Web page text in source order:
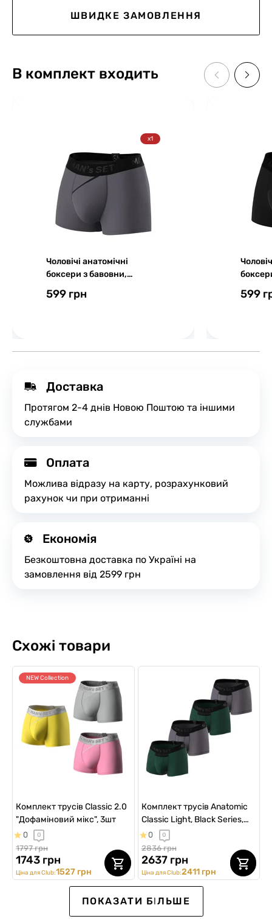
ШВИДКЕ ЗАМОВЛЕННЯ
В комплект входить
x1
Чоловічі анатомічні
боксери з бавовни,
Series, графітовий
599 грн
Series,
599
Доставка
Протягом 2-4 днів Новою Поштою та іншими
службами
Оплата
Можлива відразу на карту, розрахунковий
рахунок чи при отриманні
Економія
Безкоштовна доставка по Україні на
замовлення від 2599 грн
Схожі товари
NEW Collection
Комплект трусів Classic 2.0
"Дофаміновий мікс", 3шт
0 0
1797 грн
1743 грн
Ціна для Club:1527 грн
Комплект трусів Anatomic
Classic Light, Black Series,
темно-зелений/графіт, 4шт
0 0
2836 грн
2637 грн
Ціна для Club:2411 грн
ПОКАЗАТИ БІЛЬШЕ